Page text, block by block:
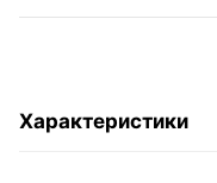
Характеристики